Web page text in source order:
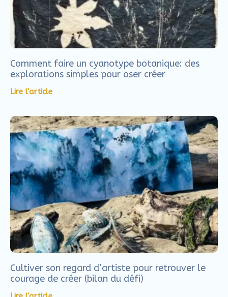
La lettre dans l’art : comment libérer ta
création en associant écriture et images
Lire l'article
5 jours pour retrouver le plaisir de